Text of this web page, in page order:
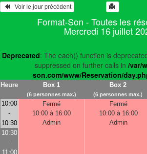
   Voir le jour précédent
Format-Son - Toutes les
Mercredi 16 juillet
Deprecated: The each() function is
suppressed on further calls in /var/
son.com/www/Reservation/
Heure Box 1
(6 personnes max.)
Box 2
(6 personnes max.)
10:00
-
10:30
Fermé
10:00 à 16:00
Admin
Fermé
10:00 à 16:00
Admin
10:30
-
11:00